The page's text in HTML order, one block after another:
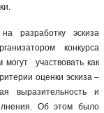
разработку эскиза
конкурса
участвовать как
оценки эскиза –
выразительность и
Об этом было